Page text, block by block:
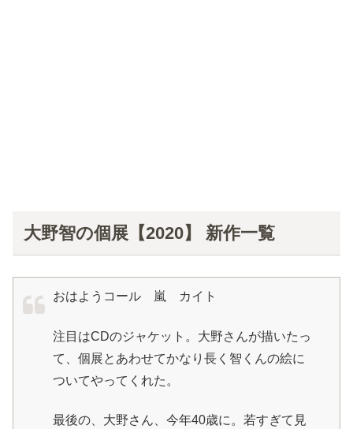
大野智の個展【2020】 新作一覧
おはようコール 嵐 カイト
注目はCDのジャケット。大野さんが描いたっ
て、個展とあわせてかなり長く智くんの絵に
ついてやってくれた。
最後の、大野さん、今年40歳に。若すぎて見